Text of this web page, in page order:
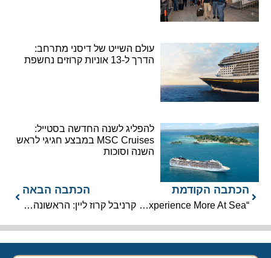
עולם השייט של דיסני מתרחב:
הדרך ל-13 אוניות קרוזים נחשפת
להפליג לשנה החדשה בסטייל:
MSC Cruises במבצע חגיגי לראש
השנה וסוכות
הכתבה הקודמת
“Experience More At Sea”: נורוויג’ן משדרגת את חווית השייט
הכתבה הבאה
קרניבל קרוז ליין: הראשונה לשרת 7 מיליון נוסעים מנמל ניו אורלינס